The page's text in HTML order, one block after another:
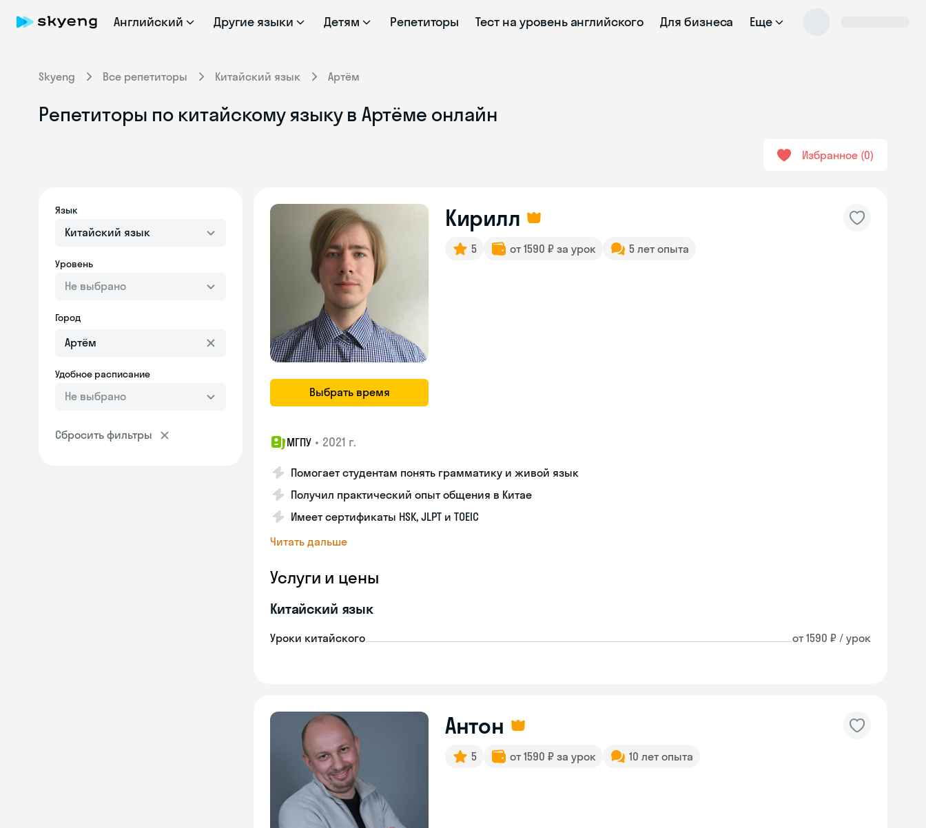
Английский Другие языки Детям Репетиторы Тест на уровень английского Для бизнеса Еще
Skyeng Все репетиторы Китайский язык Артём
Репетиторы по китайскому языку в Артёме онлайн
Избранное 0
Язык
Китайский язык
Уровень
Не выбрано
Город
Удобное расписание
Не выбрано
Сбросить фильтры
Выбрать время
Кирилл
5 от 1590 ₽ за урок 5 лет опыта
МГПУ • 2021 г.
Помогает студентам понять грамматику и живой язык
Получил практический опыт общения в Китае
Имеет сертификаты HSK, JLPT и TOEIC
Читать дальше
Услуги и цены
Китайский язык
Уроки китайского от 1590 ₽ / урок
Антон
5 от 1590 ₽ за урок 10 лет опыта